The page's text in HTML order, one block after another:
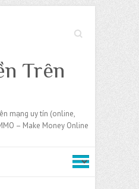
Search
Trên
mạng uy tín (online,
– Make Money Online